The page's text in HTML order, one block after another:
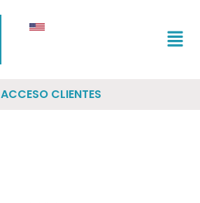
ACCESO CLIENTES